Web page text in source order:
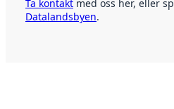
Ta kontakt med oss her, eller
Datalandsbyen.